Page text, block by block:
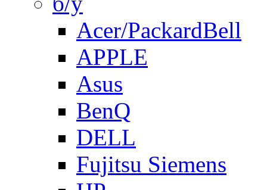
Acer/PackardBell
APPLE
Asus
BenQ
DELL
Fujitsu Siemens